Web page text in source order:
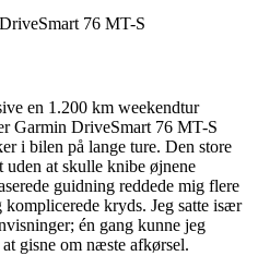
en 1.200 km weekendtur
Garmin DriveSmart 76 MT-S
i bilen på lange ture. Den store
at skulle knibe øjnene
guidning reddede mig flere
kryds. Jeg satte især
én gang kunne jeg
gisne om næste afkørsel.